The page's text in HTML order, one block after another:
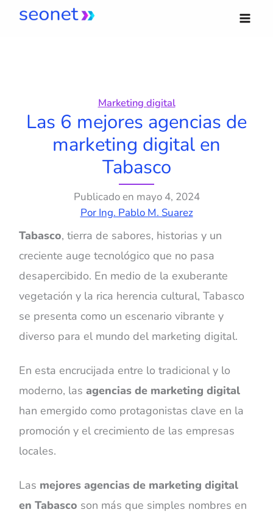
Marketing digital
Las 6 mejores agencias de
marketing digital en
Tabasco
Publicado en mayo 4, 2024
PorIng. Pablo M. Suarez
Tabasco, tierra de sabores, historias y un
creciente auge tecnológico que no pasa
desapercibido. En medio de la exuberante
vegetación y la rica herencia cultural, Tabasco
se presenta como un escenario vibrante y
diverso para el mundo del marketing digital.
En esta encrucijada entre lo tradicional y lo
moderno, lasagencias de marketing digital
han emergido como protagonistas clave en la
promoción y el crecimiento de las empresas
locales.
Las mejores agencias de marketing digital
en Tabasco son más que simples nombres en